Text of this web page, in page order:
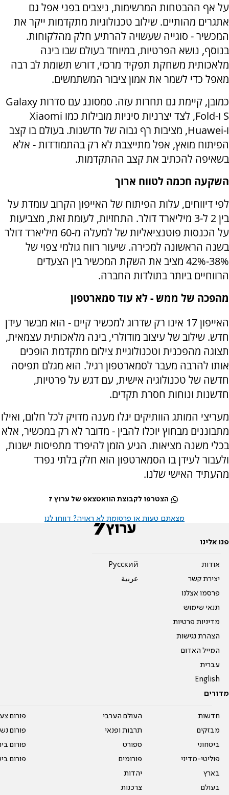
על אף ההבטחות המרשימות, ניצבים בפני אפל גם
אתגרים מהותיים. שילוב טכנולוגיות מתקדמות ייקר את
המכשיר - סוגייה שעשויה להרתיע חלק מהלקוחות.
בנוסף, נושא הפרטיות, במיוחד בעולם שבו בינה
מלאכותית משחקת תפקיד מרכזי, דורש תשומת לב רבה
מאפל כדי לשמר את אמון ציבור המשתמשים.
כמובן, קיימת גם תחרות עזה. סמסונג עם סדרותGalaxy
S ו-Fold, לצד יצרניות סיניות מובילות כמו Xiaomi
ו-Huawei, מציבות רף גבוה של חדשנות. בעולם בו קצב
הפיתוח מואץ, אפל מתייצבת לא רק בהתמודדות - אלא
בשאיפה להכתיב את קצב ההתקדמות.
השקעה חכמה לטווח ארוך
לפי דיווחים, עלות הפיתוח של האייפון הקרוב עומדת על
בין 2 ל-3 מיליארד דולר. התחזיות, לעומת זאת, מצביעות
על הכנסות פוטנציאליות של למעלה מ-60 מיליארד דולר
בשנה הראשונה למכירה. שיעור רווח גולמי צפוי של
38%-42% מציב את השקת המכשיר בין הצעדים
הרווחיים ביותר בתולדות החברה.
מהפכה של ממש - לא עוד סמארטפון
האייפון 17 אינו רק שדרוג למכשיר קיים - הוא מבשר עידן
חדש. שילוב של עיצוב מודולרי, בינה מלאכותית עצמאית,
תצוגה מהפכנית וטכנולוגיית צילום מתקדמת הופכים
אותו להרבה מעבר לסמארטפון רגיל. הוא מגלם תפיסה
חדשה של טכנולוגיה אישית, עם דגש על פרטיות,
חדשנות ונוחות חסרת תקדים.
מעריצי המותג הוותיקים יגלו מענה מדויק לכל חלום, ואילו
מתבוננים מבחוץ יוכלו להבין - מדובר לא רק במכשיר, אלא
בכלי משנה מציאות. הגיע הזמן להיפרד מתפיסות ישנות,
ולעבור לעידן בו הסמארטפון הוא חלק בלתי נפרד
מהעתיד האישי שלנו.
הצטרפו לקבוצת הוואטצאפ של ערוץ 7
מצאתם טעות או פרסומת לא ראויה? דווחו לנו
פנו אלינו
אודות
יצירת קשר
פרסמו אצלנו
תנאי שימוש
מדיניות פרטיות
הצהרת נגישות
המייל האדום
עברית
English
Pусский
عربية
מדורים
חדשות
מבזקים
ביטחוני
פוליטי-מדיני
בארץ
בעולם
העולם הערבי
תרבות ופנאי
ספורט
פורומים
יהדות
צרכנות
פורום
פורום
פורום
פורום